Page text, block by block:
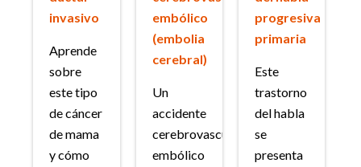
invasivo
Aprende
sobre
este tipo
de cáncer
de mama
y cómo
embólico
(embolia
cerebral)
Un
accidente
cerebrovascular
embólico
progresiva
primaria
Este
trastorno
del habla
se
presenta